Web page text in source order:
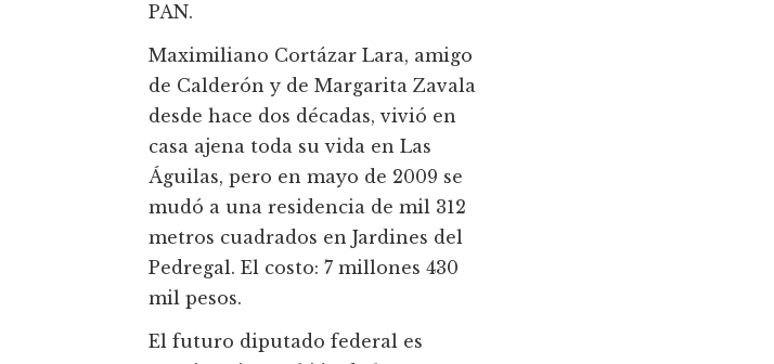
PAN.
Maximiliano Cortázar Lara, amigo
de Calderón y de Margarita Zavala
desde hace dos décadas, vivió en
casa ajena toda su vida en Las
Águilas, pero en mayo de 2009 se
mudó a una residencia de mil 312
metros cuadrados en Jardines del
Pedregal. El costo: 7 millones 430
mil pesos.
El futuro diputado federal es